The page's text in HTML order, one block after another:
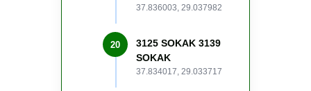
37.836003, 29.037982
20
3125 SOKAK 3139
SOKAK
37.834017, 29.033717